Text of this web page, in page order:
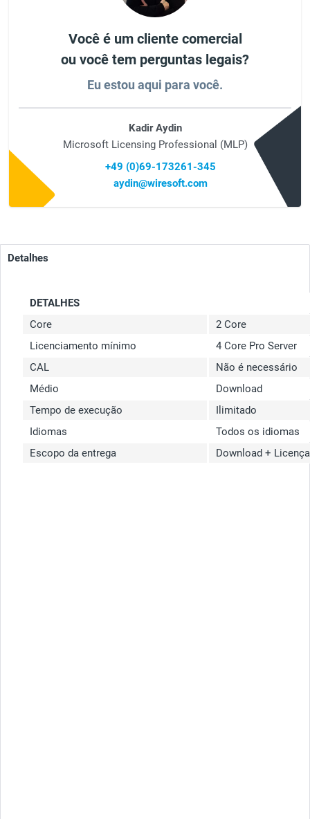
Você é um cliente comercial
ou você tem perguntas legais?
Eu estou aqui para você.
Kadir Aydin
Microsoft Licensing Professional (MLP)
+49 (0)69-173261-345
aydin@wiresoft.com
Detalhes
DETALHES
Core
2 Core
Licenciamento mínimo
4 Core Pro Server
CAL
Não é necessário
Médio
Download
Tempo de execução
Ilimitado
Idiomas
Todos os idiomas
Escopo da entrega
Download + Licença